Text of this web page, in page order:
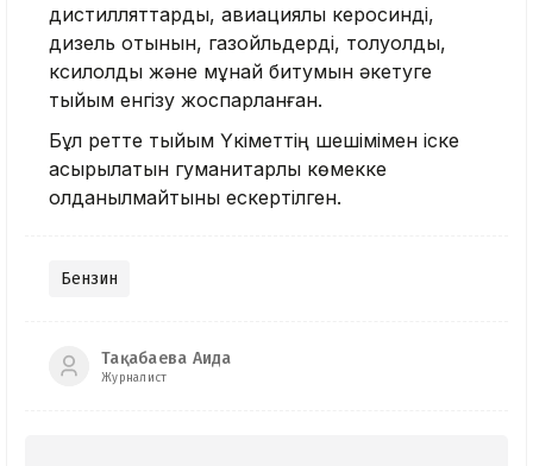
дистилляттарды, авиациялық керосинді,
дизель отынын, газойльдерді, толуолды,
ксилолды және мұнай битумын әкетуге
тыйым енгізу жоспарланған.
Бұл ретте тыйым Үкіметтің шешімімен іске
асырылатын гуманитарлық көмекке
қолданылмайтыны ескертілген.
Бензин
Тақабаева Аида
Журналист